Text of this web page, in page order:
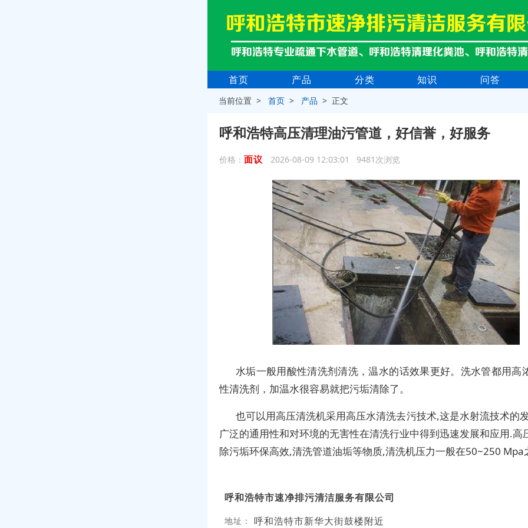
首页 产品 分类 知识 问答
当前位置 >首页 > 产品 > 正文
呼和浩特高压清理油污管道，好信誉，好服务
价格： 面议 2026-08-09 12:03:01 9481次浏览
水垢一般用酸性清洗剂清洗，温水的话效果更好。洗水管都用高
性清洗剂，加温水很容易就把污垢清除了。
也可以用高压清洗机采用高压水清洗去污技术,这是水射流技术的
广泛的通用性和对环境的无害性在清洗行业中得到迅速发展和应用.高
除污垢环保高效,清洗管道油垢等物质,清洗机压力一般在50~250 Mpa
呼和浩特市速净排污清洁服务有限公司
地址： 呼和浩特市新华大街鼓楼附近